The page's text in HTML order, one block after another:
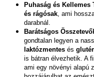
Puhaság és Kellemes
és rágósak , ami
darabnál.
Barátságos
gondtalan legyen a
laktózmentes és
is bátran élvezhetik. A
ami egy növényi alapú